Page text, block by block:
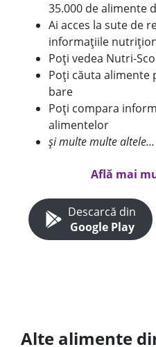
35.000 de alimente
Ai acces la sute de
informațiile
Poți vedea Nutri-
Poți căuta alimente
bare
Poți compara
alimentelor
și multe multe altele...
Află mai
Descarcă din
Google Play
Alte alimente